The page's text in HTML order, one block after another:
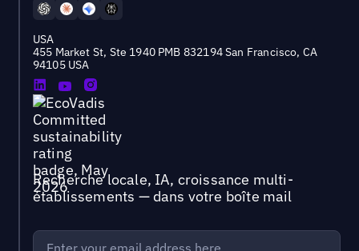
USA
455 Market St, Ste 1940 PMB 832194 San Francisco, CA
94105 USA
Recherche locale, IA, croissance multi-
établissements — dans votre boîte mail